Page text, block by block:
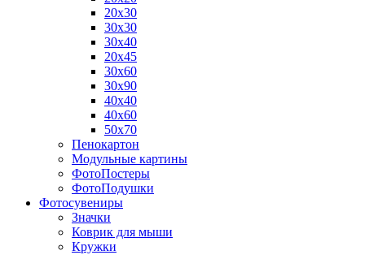
20х30
30х30
30х40
20х45
30х60
30х90
40х40
40х60
50х70
Пенокартон
Модульные картины
ФотоПостеры
ФотоПодушки
Фотоcувениры
Значки
Коврик для мыши
Кружки